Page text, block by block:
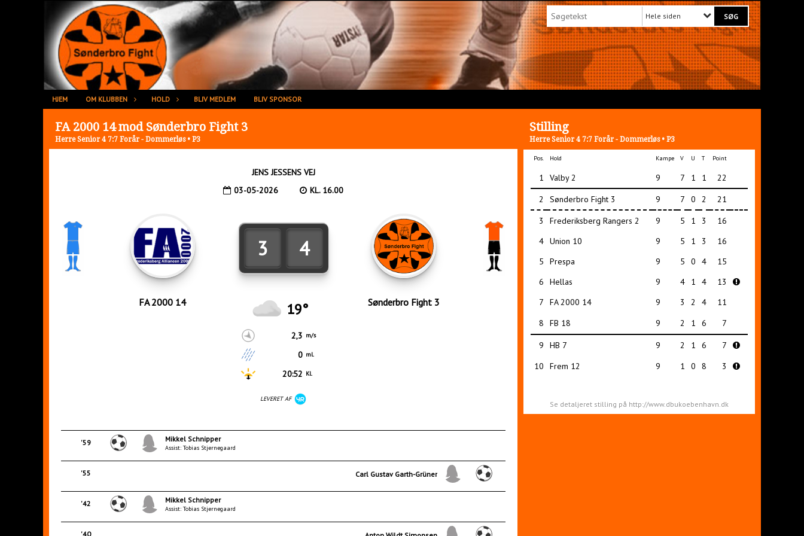
Hele siden
HJEM OM KLUBBEN HOLD BLIV MEDLEM BLIV SPONSOR
FA 2000 14 mod Sønderbro Fight 3
Herre Senior 4 7:7 Forår - Dommerløs • P3
JENS JESSENS VEJ
03-05-2026
KL. 16.00
FA 2000 14
3 4
19°
2,3 m/s
0 ml.
20:52 Kl.
LEVERET AF
Sønderbro Fight 3
'59 Mikkel Schnipper
Assist: Tobias Stjernegaard
'55 Carl Gustav Garth-Grüner
'42 Mikkel Schnipper
Assist: Tobias Stjernegaard
'40
Stilling
Herre Senior 4 7:7 Forår - Dommerløs • P3
Pos. Hold Kampe V U T Point
1 Valby 2 9 7 1 1
22
2
Sønderbro Fight 3 9 7 0 2
21
3
Frederiksberg Rangers 2 9 5 1 3
16
4 Union 10 9 5 1 3
16
5
Prespa 9 5 0 4
15
6
Hellas 9 4 1 4
13
7
FA 2000 14 9 3 2 4
11
8
FB 18 9 2 1 6 7
9 HB 7 9 2 1 6
7
10
Frem 12 9 1 0 8 3
Se detaljeret stilling på http://www.dbukoebenhavn.dk